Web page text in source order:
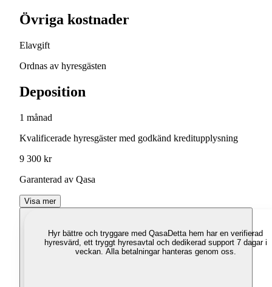
Övriga kostnader
Elavgift
Ordnas av hyresgästen
Deposition
1 månad
Kvalificerade hyresgäster med godkänd kreditupplysning
9 300 kr
Garanterad av Qasa
Visa mer
Hyr bättre och tryggare med QasaDetta hem har en verifierad
hyresvärd, ett tryggt hyresavtal och dedikerad support 7 dagar i
veckan. Alla betalningar hanteras genom oss.